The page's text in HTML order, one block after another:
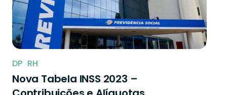
DP RH
Nova Tabela INSS 2023 –